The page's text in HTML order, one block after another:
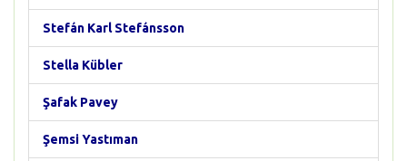
Stefán Karl Stefánsson
Stella Kübler
Şafak Pavey
Şemsi Yastıman